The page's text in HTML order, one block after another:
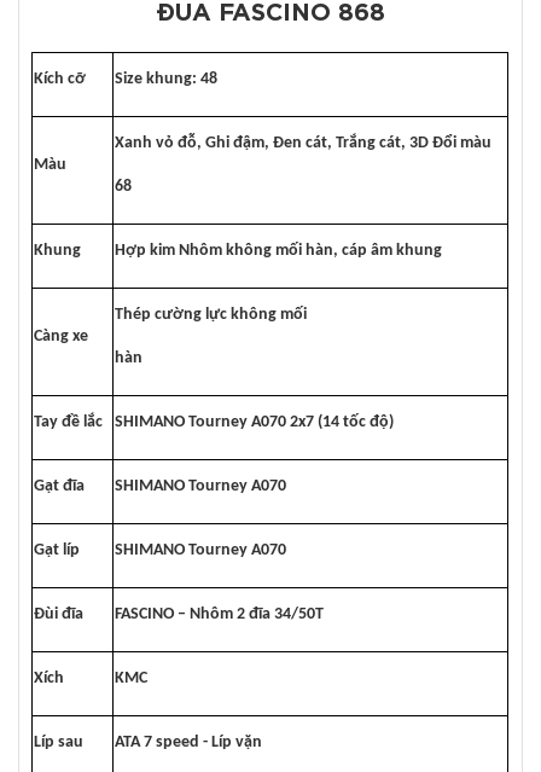
ĐUA FASCINO 868
Kích cỡ Size khung: 48
Màu
Xanh vỏ đỗ, Ghi đậm, Đen cát, Trắng cát, 3D Đổi màu
68
Khung Hợp kim Nhôm không mối hàn, cáp âm khung
Càng xe
Thép cường lực không mối
hàn
Tay đề lắc SHIMANO Tourney A070 2x7 (14 tốc độ)
Gạt đĩa SHIMANO Tourney A070
Gạt líp SHIMANO Tourney A070
Đùi đĩa FASCINO – Nhôm 2 đĩa 34/50T
Xích KMC
Líp sau ATA 7 speed - Líp vặn